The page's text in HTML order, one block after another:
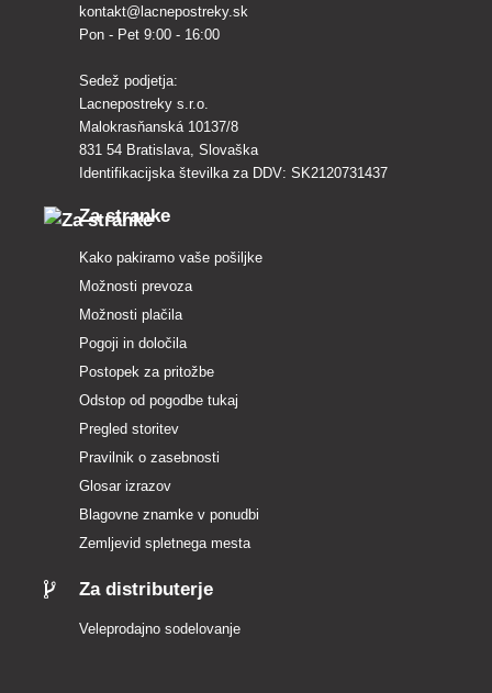
kontakt@lacnepostreky.sk
Pon - Pet 9:00 - 16:00
Sedež podjetja:
Lacnepostreky s.r.o.
Malokrasňanská 10137/8
831 54 Bratislava, Slovaška
Identifikacijska številka za DDV: SK2120731437
Za stranke
Kako pakiramo vaše pošiljke
Možnosti prevoza
Možnosti plačila
Pogoji in določila
Postopek za pritožbe
Odstop od pogodbe tukaj
Pregled storitev
Pravilnik o zasebnosti
Glosar izrazov
Blagovne znamke v ponudbi
Zemljevid spletnega mesta
Za distributerje
Veleprodajno sodelovanje